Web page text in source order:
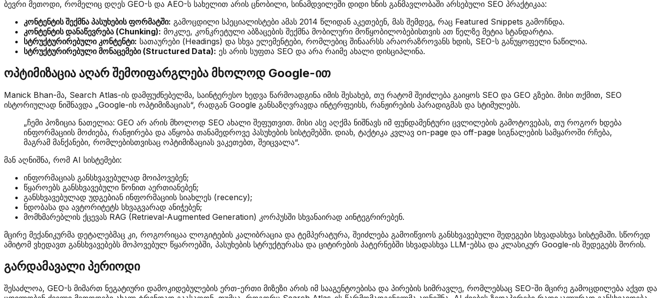
ბევრი მეთოდი, რომელიც დღეს GEO-ს და AEO-ს სახელით არის ცნობილი, სინამდვილეში დიდი ხნის განმავლობაში არსებული SEO პრაქტიკაა:
კონტენტის შექმნა პასუხების ფორმატში: გამოცდილი სპეციალისტები ამას 2014 წლიდან აკეთებენ, მას შემდეგ, რაც Featured Snippets გამოჩნდა.
კონტენტის დანაწევრება (Chunking): მოკლე, კონკრეტული აბზაცების შექმნა მობილური მოწყობილობებისთვის ათ წელზე მეტია სტანდარტია.
სტრუქტურირებული კონტენტი: სათაურები (Headings) და სხვა ელემენტები, რომლებიც შინაარსს არაორაზროვანს ხდის, SEO-ს განუყოფელი ნაწილია.
სტრუქტურირებული მონაცემები (Structured Data): ეს არის სუფთა SEO და არა რაიმე ახალი დისციპლინა.
ოპტიმიზაცია აღარ შემოიფარგლება მხოლოდ Google-ით
Manick Bhan-მა, Search Atlas-ის დამფუძნებელმა, საინტერესო ხედვა წარმოადგინა იმის შესახებ, თუ რატომ შეიძლება გაიყოს SEO და GEO გზები. მისი თქმით, SEO
ისტორიულად ნიშნავდა „Google-ის ოპტიმიზაციას“, რადგან Google განსაზღვრავდა ინტერფეისს, რანჟირების პარადიგმას და სტიმულებს.
„ჩემი პოზიცია ნათელია: GEO არ არის მხოლოდ SEO ახალი შეფუთვით. მისი ასე აღქმა ნიშნავს იმ ფუნდამენტური ცვლილების გამოტოვებას, თუ როგორ ხდება
ინფორმაციის მოძიება, რანჟირება და აწყობა თანამედროვე პასუხების სისტემებში. დიახ, ტაქტიკა კვლავ on-page და off-page სიგნალების სამყაროში რჩება,
მაგრამ მანქანები, რომლებისთვისაც ოპტიმიზაციას ვაკეთებთ, შეიცვალა“.
მან აღნიშნა, რომ AI სისტემები:
ინფორმაციას განსხვავებულად მოიპოვებენ;
წყაროებს განსხვავებული წონით აერთიანებენ;
განსხვავებულად უდგებიან ინფორმაციის სიახლეს (recency);
ნდობასა და ავტორიტეტს სხვაგვარად ანიჭებენ;
მომხმარებლის ქცევას RAG (Retrieval-Augmented Generation) კორპუსში სხვანაირად აინტეგრირებენ.
მცირე მექანიკურმა დეტალებმაც კი, როგორიცაა ლოგიტების კალიბრაცია და ტემპერატურა, შეიძლება გამოიწვიოს განსხვავებული შედეგები სხვადასხვა სისტემაში. სწორედ
ამიტომ ვხედავთ განსხვავებებს მოპოვებულ წყაროებში, პასუხების სტრუქტურასა და ციტირების პატერნებში სხვადასხვა LLM-ებსა და კლასიკურ Google-ის შედეგებს შორის.
გარდამავალი პერიოდი
შესაძლოა, GEO-ს მიმართ ნეგატიური დამოკიდებულების ერთ-ერთი მიზეზი არის იმ სააგენტოებისა და პირების სიმრავლე, რომლებსაც SEO-ში მცირე გამოცდილება აქვთ და